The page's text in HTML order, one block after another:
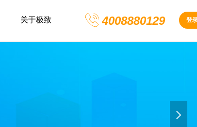
4008880129 登
关于极致
넲